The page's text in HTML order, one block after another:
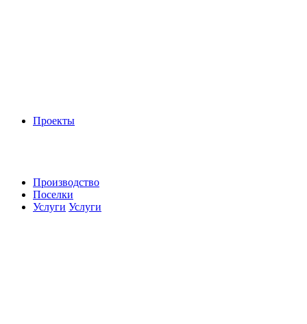
Проекты
Производство
Поселки
Услуги Услуги